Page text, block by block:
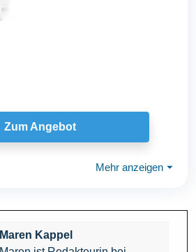
Zum Angebot
Mehr anzeigen ⏷
Maren Kappel